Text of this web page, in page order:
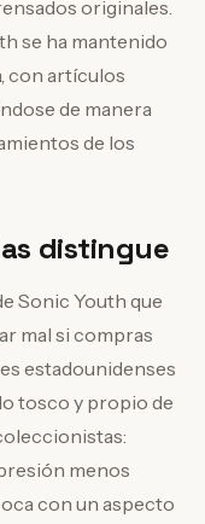
originales.
se ha mantenido
con artículos
de manera
de los
distingue
Sonic Youth que
mal si compras
estadounidenses
tosco y propio de
menos
con un aspecto